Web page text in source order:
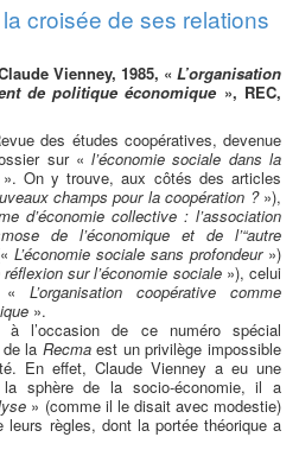
croisée de ses relations
Vienney, 1985, « L’organisation
de politique économique », REC,
des études coopératives, devenue
sur «l’économie sociale dans la
». On y trouve, aux côtés des articles
champs pour la coopération ?»),
d’économie collective : l’association
de l’économique et de l’“autre
L’économie sociale sans profondeur»)
sur l’économie sociale»), celui
« L’organisation coopérative comme
».
à l’occasion de ce numéro spécial
la Recmaest un privilège impossible
En effet, Claude Vienney a eu une
la sphère de la socio-économie, il a
» (comme il le disait avec modestie)
règles, dont la portée théorique a